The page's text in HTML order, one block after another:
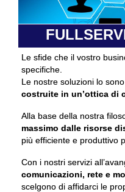
Qualità
PRIVACY
CONTATTI
Le sfide che il vostro
specifiche.
Le nostre soluzioni lo
costruite in un’ottica di
Alla base della nostra
massimo dalle risorse
più efficiente e produttivo
Con i nostri servizi
comunicazioni, rete e
scelgono di affidarci le